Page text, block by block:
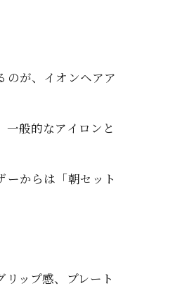
のが、イオンヘアア
般的なアイロンと
からは「朝セット
ップ感、プレート